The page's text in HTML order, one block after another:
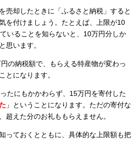
売却したときに「ふるさと納税」すると
を付けましょう。たとえば、上限が10
いることを知らないと、10万円分しか
思います。
の納税額で、もらえる特産物が変わっ
とになります。
たにもかかわらず、15万円を寄付した
」ということになります。ただの寄付な
超えた分のお礼ももらえません。
っておくとともに、具体的な上限額も把